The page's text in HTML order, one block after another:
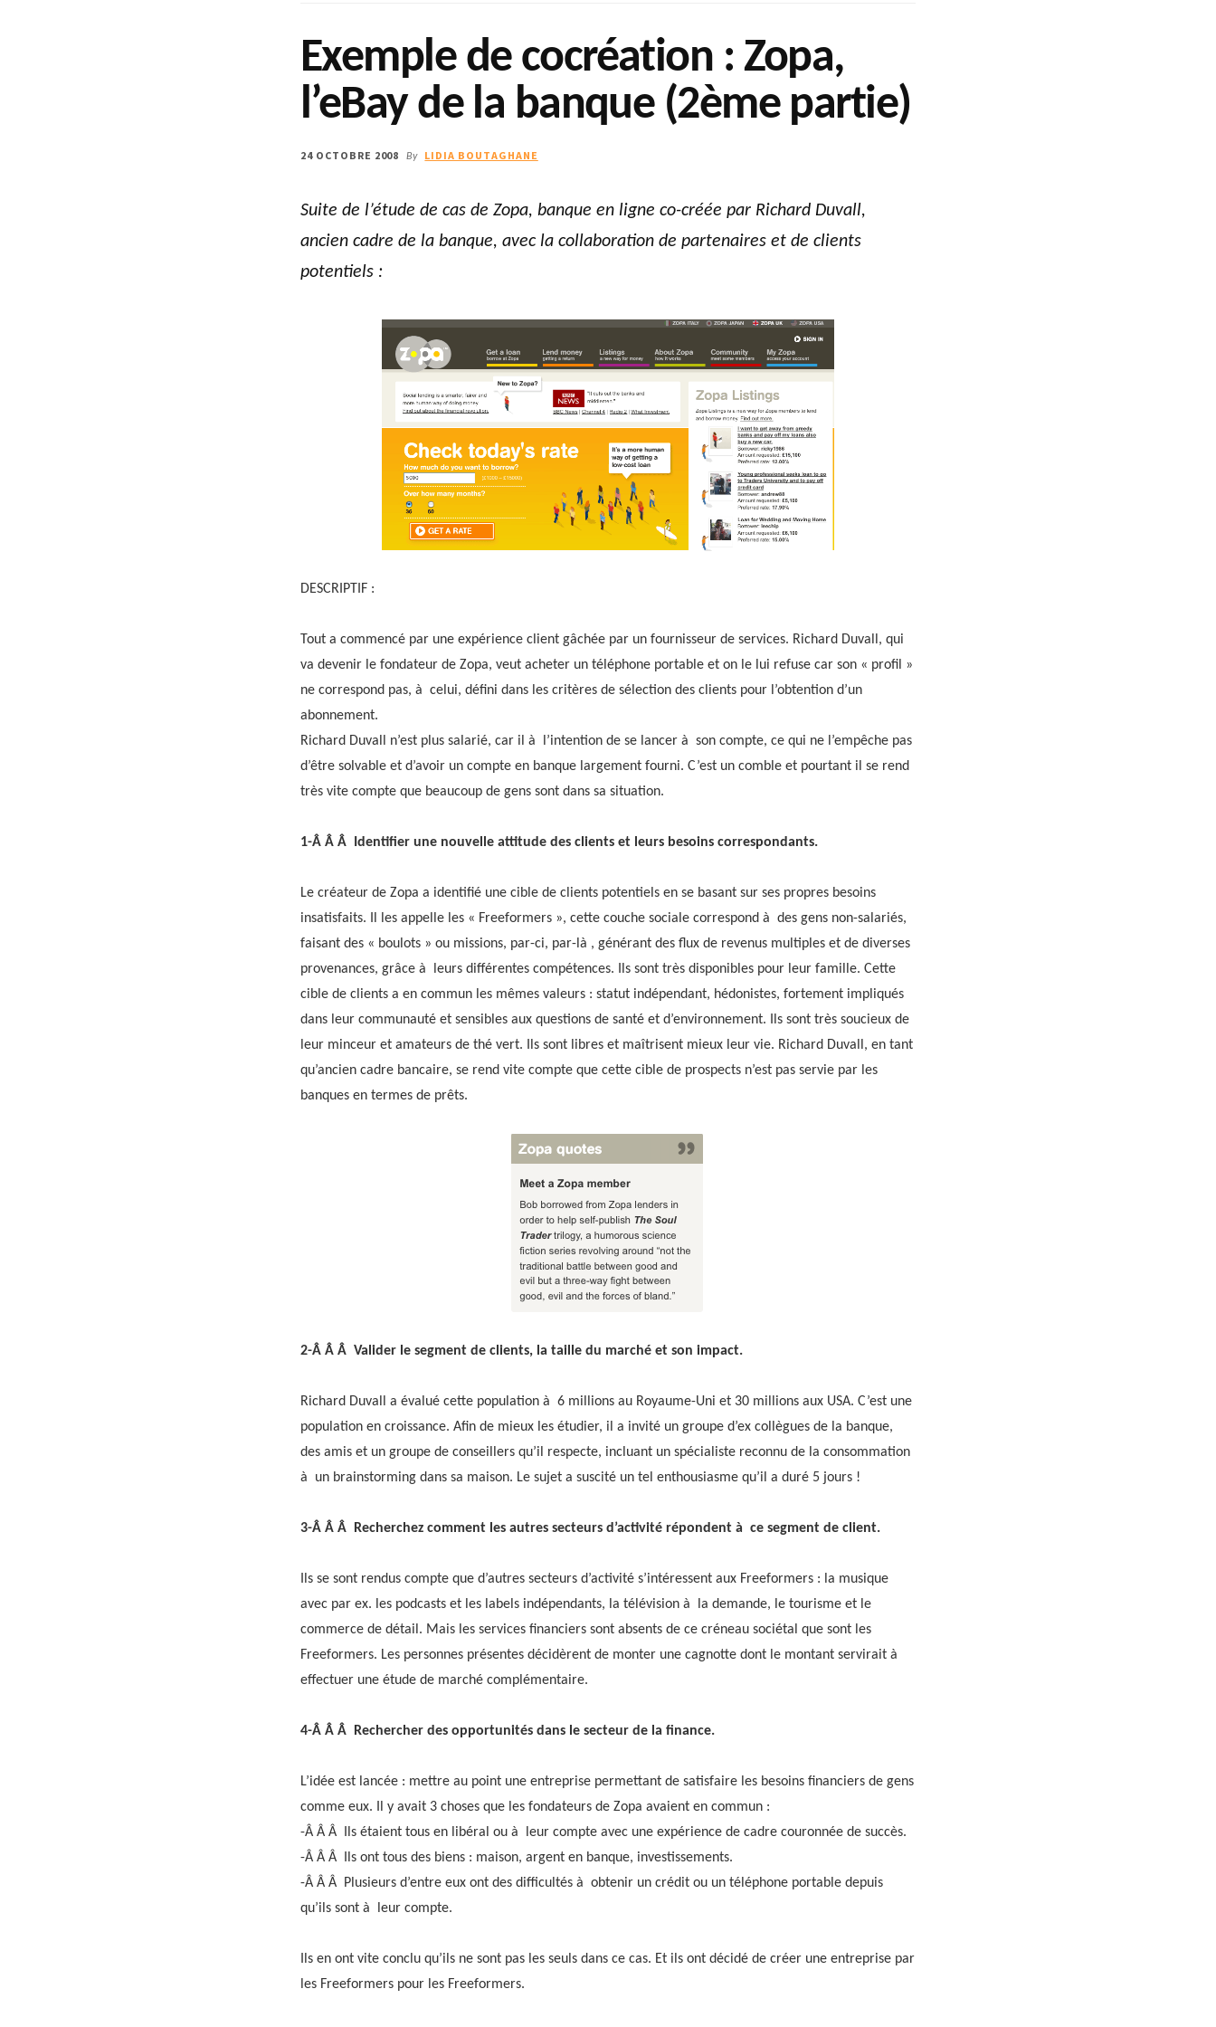
Exemple de cocréation : Zopa,
l’eBay de la banque (2ème partie)
24 OCTOBRE 2008 By LIDIA BOUTAGHANE
Suite de l’étude de cas de Zopa, banque en ligne co-créée par Richard Duvall,
ancien cadre de la banque, avec la collaboration de partenaires et de clients
potentiels :
DESCRIPTIF :
Tout a commencé par une expérience client gâchée par un fournisseur de services. Richard Duvall, qui
va devenir le fondateur de Zopa, veut acheter un téléphone portable et on le lui refuse car son « profil »
ne correspond pas, à celui, défini dans les critères de sélection des clients pour l’obtention d’un
abonnement.
Richard Duvall n’est plus salarié, car il à l’intention de se lancer à son compte, ce qui ne l’empêche pas
d’être solvable et d’avoir un compte en banque largement fourni. C’est un comble et pourtant il se rend
très vite compte que beaucoup de gens sont dans sa situation.
1-Â Â Â Identifier une nouvelle attitude des clients et leurs besoins correspondants.
Le créateur de Zopa a identifié une cible de clients potentiels en se basant sur ses propres besoins
insatisfaits. Il les appelle les « Freeformers », cette couche sociale correspond à des gens non-salariés,
faisant des « boulots » ou missions, par-ci, par-là , générant des flux de revenus multiples et de diverses
provenances, grâce à leurs différentes compétences. Ils sont très disponibles pour leur famille. Cette
cible de clients a en commun les mêmes valeurs : statut indépendant, hédonistes, fortement impliqués
dans leur communauté et sensibles aux questions de santé et d’environnement. Ils sont très soucieux de
leur minceur et amateurs de thé vert. Ils sont libres et maîtrisent mieux leur vie. Richard Duvall, en tant
qu’ancien cadre bancaire, se rend vite compte que cette cible de prospects n’est pas servie par les
banques en termes de prêts.
2-Â Â Â Valider le segment de clients, la taille du marché et son impact.
Richard Duvall a évalué cette population à 6 millions au Royaume-Uni et 30 millions aux USA. C’est une
population en croissance. Afin de mieux les étudier, il a invité un groupe d’ex collègues de la banque,
des amis et un groupe de conseillers qu’il respecte, incluant un spécialiste reconnu de la consommation
à un brainstorming dans sa maison. Le sujet a suscité un tel enthousiasme qu’il a duré 5 jours !
3-Â Â Â Recherchez comment les autres secteurs d’activité répondent à ce segment de client.
Ils se sont rendus compte que d’autres secteurs d’activité s’intéressent aux Freeformers : la musique
avec par ex. les podcasts et les labels indépendants, la télévision à la demande, le tourisme et le
commerce de détail. Mais les services financiers sont absents de ce créneau sociétal que sont les
Freeformers. Les personnes présentes décidèrent de monter une cagnotte dont le montant servirait à
effectuer une étude de marché complémentaire.
4-Â Â Â Rechercher des opportunités dans le secteur de la finance.
L’idée est lancée : mettre au point une entreprise permettant de satisfaire les besoins financiers de gens
comme eux. Il y avait 3 choses que les fondateurs de Zopa avaient en commun :
-Â Â Â Ils étaient tous en libéral ou à leur compte avec une expérience de cadre couronnée de succès.
-Â Â Â Ils ont tous des biens : maison, argent en banque, investissements.
-Â Â Â Plusieurs d’entre eux ont des difficultés à obtenir un crédit ou un téléphone portable depuis
qu’ils sont à leur compte.
Ils en ont vite conclu qu’ils ne sont pas les seuls dans ce cas. Et ils ont décidé de créer une entreprise par
les Freeformers pour les Freeformers.